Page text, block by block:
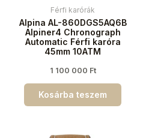
Férfi karórák
Alpina AL-860DGS5AQ6B
Alpiner4 Chronograph
Automatic Férfi karóra
45mm 10ATM
1 100 000 Ft
Kosárba teszem